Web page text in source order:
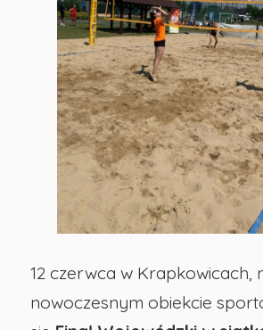
Wojewódzkim
Publiczna
Szkoła
Podstawowa
nr
29
12 czerwca w Krapkowicach,
nowoczesnym obiekcie